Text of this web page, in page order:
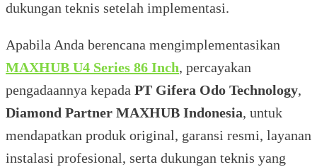
dukungan teknis setelah implementasi.
Apabila Anda berencana mengimplementasikan
MAXHUB U4 Series 86 Inch, percayakan
pengadaannya kepada PT Gifera Odo Technology,
Diamond Partner MAXHUB Indonesia, untuk
mendapatkan produk original, garansi resmi, layanan
instalasi profesional, serta dukungan teknis yang